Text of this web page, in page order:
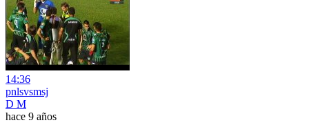
14:36
pnlsvsmsj
D M
hace 9 años